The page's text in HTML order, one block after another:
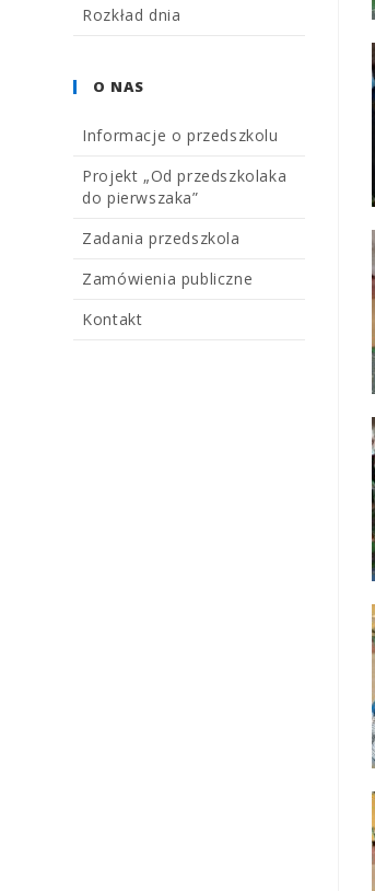
Rozkład dnia
O NAS
Informacje o przedszkolu
Projekt „Od przedszkolaka
do pierwszaka”
Zadania przedszkola
Zamówienia publiczne
Kontakt